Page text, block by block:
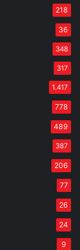
218
36
348
317
1.417
778
489
387
206
77
26
24
9